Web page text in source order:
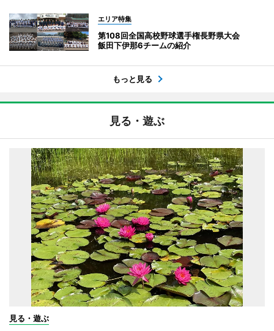
エリア特集
第108回全国高校野球選手権長野県大会
飯田下伊那6チームの紹介
もっと見る
見る・遊ぶ
見る・遊ぶ